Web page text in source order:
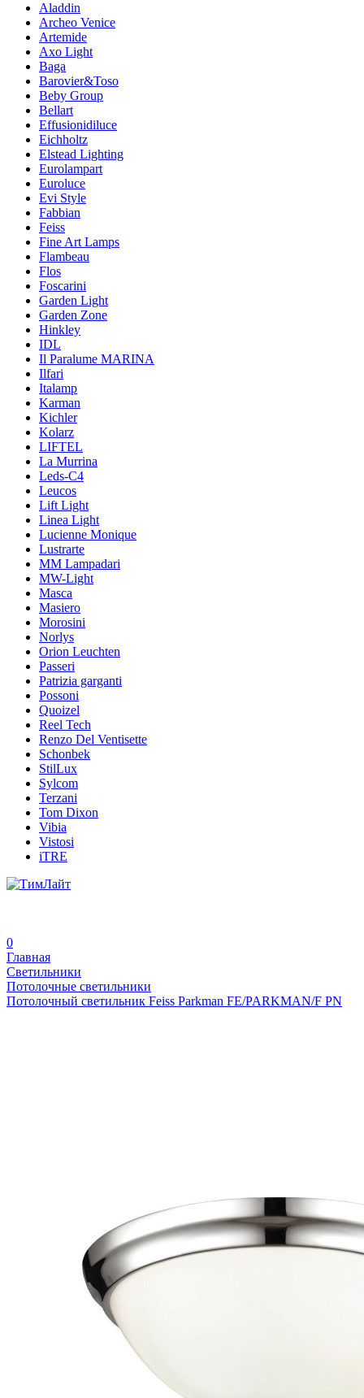
Aladdin
Archeo Venice
Artemide
Axo Light
Baga
Barovier&Toso
Beby Group
Bellart
Effusionidiluce
Eichholtz
Elstead Lighting
Eurolampart
Euroluce
Evi Style
Fabbian
Feiss
Fine Art Lamps
Flambeau
Flos
Foscarini
Garden Light
Garden Zone
Hinkley
IDL
Il Paralume MARINA
Ilfari
Italamp
Karman
Kichler
Kolarz
LIFTEL
La Murrina
Leds-C4
Leucos
Lift Light
Linea Light
Lucienne Monique
Lustrarte
MM Lampadari
MW-Light
Masca
Masiero
Morosini
Norlys
Orion Leuchten
Passeri
Patrizia garganti
Possoni
Quoizel
Reel Tech
Renzo Del Ventisette
Schonbek
StilLux
Sylcom
Terzani
Tom Dixon
Vibia
Vistosi
iTRE
0
Главная
Светильники
Потолочные светильники
Потолочный светильник Feiss Parkman FE/PARKMAN/F PN